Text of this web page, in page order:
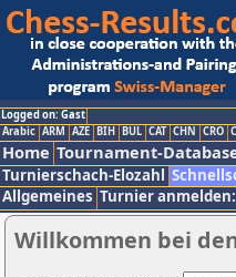
Logged on: Gast
Arabic ARM AZE BIH BUL CAT CHN CRO
Home Tournament-
Turnierschach-Elozahl
Allgemeines Turnier anmelden:
Willkommen bei